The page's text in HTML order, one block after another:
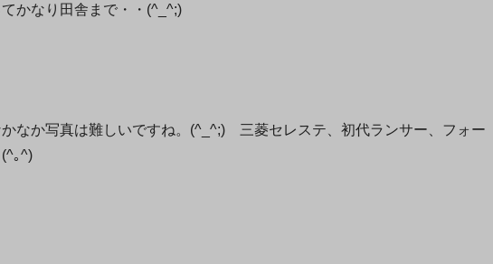
かなり田舎まで・・(^_^;)
なか写真は難しいですね。(^_^;) 三菱セレステ、初代ランサー、フォー
｡^)